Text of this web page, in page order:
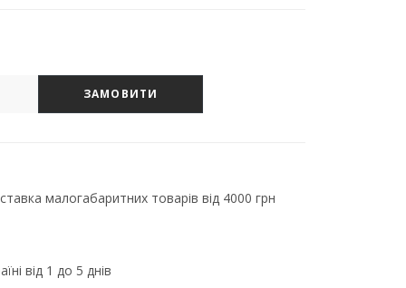
ЗАМОВИТИ
малогабаритних товарів від 4000 грн
від 1 до 5 днів